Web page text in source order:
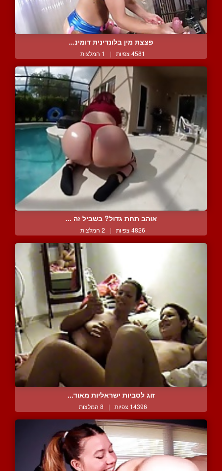
פצצת מין בלונדינית דומינ...
4581 צפיות | 1 המלצות
אוהב תחת גדול? בשביל זה ...
4826 צפיות | 2 המלצות
זוג לסביות ישראליות מאוד...
14396 צפיות | 8 המלצות